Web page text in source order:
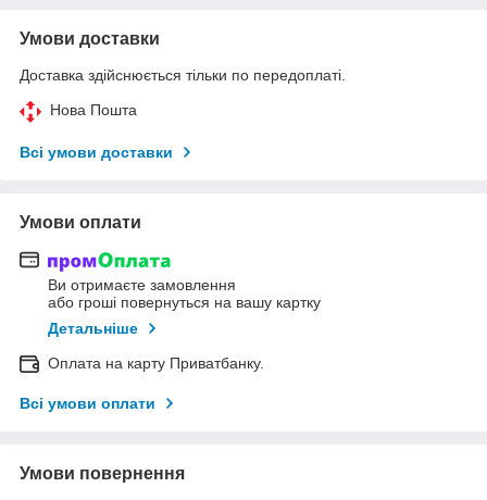
Умови доставки
Доставка здійснюється тільки по передоплаті.
Нова Пошта
Всі умови доставки
Умови оплати
Ви отримаєте замовлення
або гроші повернуться на вашу картку
Детальніше
Оплата на карту Приватбанку.
Всі умови оплати
Умови повернення